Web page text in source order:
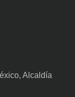
Alcaldía